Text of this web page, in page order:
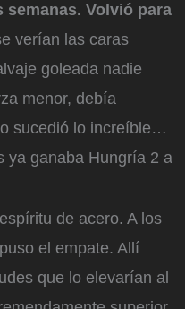
Volvió para
verían las caras
goleada nadie
menor, debía
sucedió lo increíble…
ya ganaba Hungría 2 a
de acero. A los
el empate. Allí
que lo elevarían al